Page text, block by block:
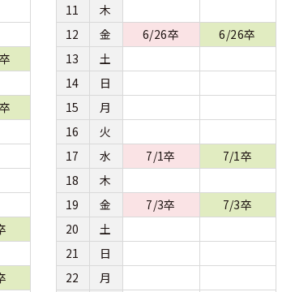
11
木
12
金 6/26卒
6/26卒
13
土
14
日
15
月
16
火
17
水 7/1卒
7/1卒
18
木
19
金 7/3卒
7/3卒
20
土
21
日
22
月